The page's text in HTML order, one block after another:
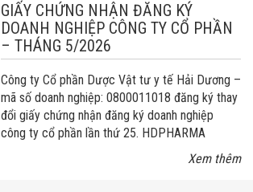
GIẤY CHỨNG NHẬN ĐĂNG KÝ
DOANH NGHIỆP CÔNG TY CỔ PHẦN
– THÁNG 5/2026
Công ty Cổ phần Dược Vật tư y tế Hải Dương –
mã số doanh nghiệp: 0800011018 đăng ký thay
đổi giấy chứng nhận đăng ký doanh nghiệp
công ty cổ phần lần thứ 25. HDPHARMA
Xem thêm